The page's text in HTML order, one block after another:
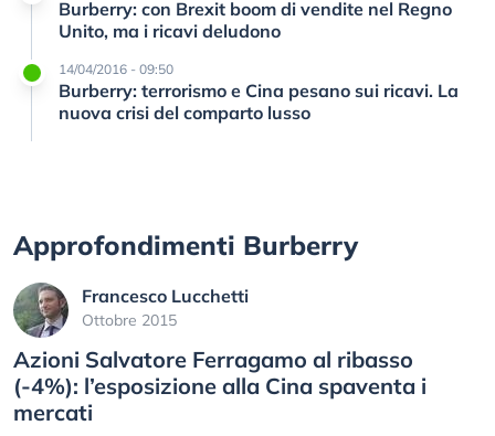
Burberry: con Brexit boom di vendite nel Regno
Unito, ma i ricavi deludono
14/04/2016 - 09:50
Burberry: terrorismo e Cina pesano sui ricavi. La
nuova crisi del comparto lusso
Approfondimenti Burberry
Francesco Lucchetti
Ottobre 2015
Azioni Salvatore Ferragamo al ribasso
(-4%): l’esposizione alla Cina spaventa i
mercati